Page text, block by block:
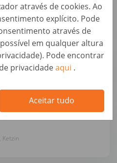
através de cookies. Ao
explícito. Pode
através de
em qualquer altura
Pode encontrar
privacidadeaqui .
Aceitar tudo
/ Meister für
(m/w/d) – Pkw-
Ketzin